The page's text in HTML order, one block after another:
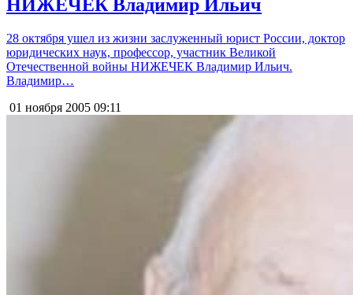
НИЖЕЧЕК Владимир Ильич
28 октября ушел из жизни заслуженный юрист России, доктор
юридических наук, профессор, участник Великой
Отечественной войны НИЖЕЧЕК Владимир Ильич.
Владимир…
01 ноября 2005 09:11